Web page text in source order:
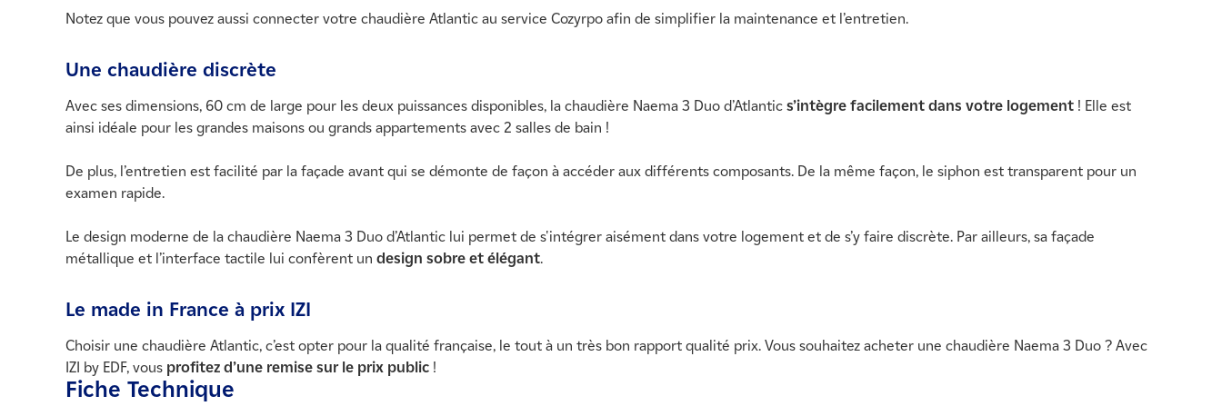
Notez que vous pouvez aussi connecter votre chaudière Atlantic au service Cozyrpo afin de simplifier la maintenance et l’entretien.
Une chaudière discrète
Avec ses dimensions, 60 cm de large pour les deux puissances disponibles, la chaudière Naema 3 Duo d’Atlantic s’intègre facilement dans votre logement ! Elle est
ainsi idéale pour les grandes maisons ou grands appartements avec 2 salles de bain !
De plus, l’entretien est facilité par la façade avant qui se démonte de façon à accéder aux différents composants. De la même façon, le siphon est transparent pour un
examen rapide.
Le design moderne de la chaudière Naema 3 Duo d’Atlantic lui permet de s'intégrer aisément dans votre logement et de s’y faire discrète. Par ailleurs, sa façade
métallique et l’interface tactile lui confèrent un design sobre et élégant.
Le made in France à prix IZI
Choisir une chaudière Atlantic, c’est opter pour la qualité française, le tout à un très bon rapport qualité prix. Vous souhaitez acheter une chaudière Naema 3 Duo ? Avec
IZI by EDF, vous profitez d’une remise sur le prix public !
Fiche Technique